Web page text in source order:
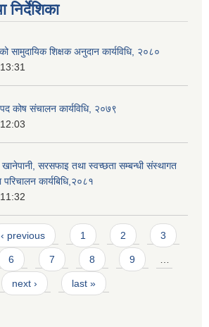
सामुदायिक शिक्षक अनुदान कार्यविधि, २०८०
कोष संचालन कार्यविधि, २०७९
खानेपानी, सरसफाइ तथा स्वच्छता सम्बन्धी संस्थागत
कार्यबिधि,२०८१
‹ previous 1 2 3
6 7 8 9
next › last »